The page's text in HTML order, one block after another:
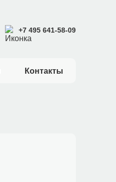
+7 495 641-58-09
Контакты